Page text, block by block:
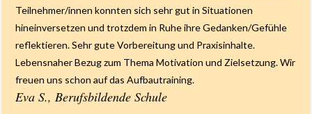
Teilnehmer/innen konnten sich sehr gut in Situationen
hineinversetzen und trotzdem in Ruhe ihre Gedanken/Gefühle
reflektieren. Sehr gute Vorbereitung und Praxisinhalte.
Lebensnaher Bezug zum Thema Motivation und Zielsetzung. Wir
freuen uns schon auf das Aufbautraining.
Eva S., Berufsbildende Schule